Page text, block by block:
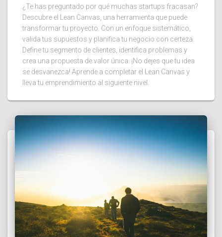
¿Te has preguntado por qué muchas startups fracasan?
Descubre el Lean Canvas, una herramienta que puede
transformar tu proyecto. Con un enfoque sistemático,
valida tus supuestos y planifica tu negocio con certeza.
Define tu segmento de clientes, identifica problemas y
crea una propuesta de valor única. ¡No dejes que tu idea
se desvanezca! Aprende a completar el Lean Canvas y
lleva tu emprendimiento al siguiente nivel.